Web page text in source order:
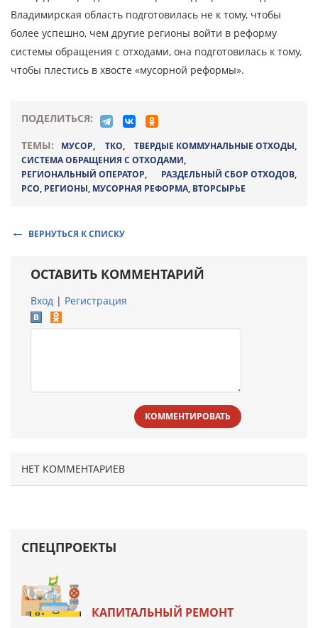
Владимирская область подготовилась не к тому, чтобы
более успешно, чем другие регионы войти в реформу
системы обращения с отходами, она подготовилась к тому,
чтобы плестись в хвосте «мусорной реформы».
ПОДЕЛИТЬСЯ:
ТЕМЫ:
МУСОР, ТКО, ТВЕРДЫЕ КОММУНАЛЬНЫЕ ОТХОДЫ,
СИСТЕМА ОБРАЩЕНИЯ С ОТХОДАМИ,
РЕГИОНАЛЬНЫЙ ОПЕРАТОР, РАЗДЕЛЬНЫЙ СБОР ОТХОДОВ,
РСО, РЕГИОНЫ, МУСОРНАЯ РЕФОРМА, ВТОРСЫРЬЕ
ВЕРНУТЬСЯ К СПИСКУ
ОСТАВИТЬ КОММЕНТАРИЙ
Вход | Регистрация
КОММЕНТИРОВАТЬ
НЕТ КОММЕНТАРИЕВ
СПЕЦПРОЕКТЫ
КАПИТАЛЬНЫЙ РЕМОНТ